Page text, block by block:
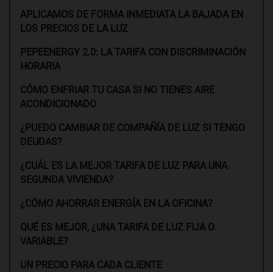
APLICAMOS DE FORMA INMEDIATA LA BAJADA EN
LOS PRECIOS DE LA LUZ
PEPEENERGY 2.0: LA TARIFA CON DISCRIMINACIÓN
HORARIA
CÓMO ENFRIAR TU CASA SI NO TIENES AIRE
ACONDICIONADO
¿PUEDO CAMBIAR DE COMPAÑÍA DE LUZ SI TENGO
DEUDAS?
¿CUÁL ES LA MEJOR TARIFA DE LUZ PARA UNA
SEGUNDA VIVIENDA?
¿CÓMO AHORRAR ENERGÍA EN LA OFICINA?
QUÉ ES MEJOR, ¿UNA TARIFA DE LUZ FIJA O
VARIABLE?
UN PRECIO PARA CADA CLIENTE